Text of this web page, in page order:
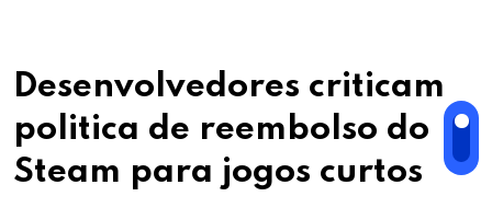
Desenvolvedores criticam
politica de reembolso do
Steam para jogos curtos